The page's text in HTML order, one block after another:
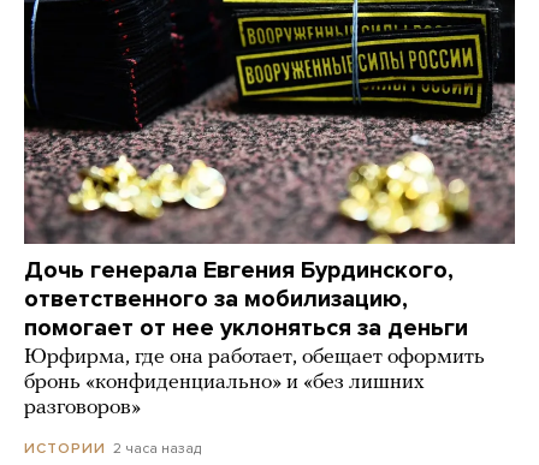
Дочь генерала Евгения Бурдинского,
ответственного за мобилизацию,
помогает от нее уклоняться за деньги
Юрфирма, где она работает, обещает оформить
бронь «конфиденциально» и «без лишних
разговоров»
ИСТОРИИ 2 часа назад